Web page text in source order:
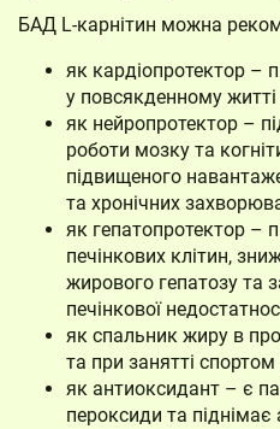
БАД L-карнітин можна
як кардіопротектор –
у повсякденному
як нейропротектор –
роботи мозку та
підвищеного
та хронічних
як гепатопротектор –
печінкових клітин,
жирового гепатозу та
печінкової
як спальник жиру в
та при занятті
як антиоксидант – є
пероксиди та піднімає